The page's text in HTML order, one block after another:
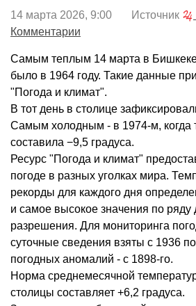
14 марта 2026, 9:00 Источник
Комментарии
Самым теплым 14 марта в
было в 1964 году. Такие данные
"Погода и климат".
В тот день в столице
Самым холодным - в 1974-м, когда
составила −9,5 градуса.
Ресурс "Погода и климат"
погоде в разных уголках мира.
рекорды для каждого дня
и самое высокое значения по ряду
разрешения. Для мониторинга
суточные сведения взяты с 1936
погодных аномалий - с 1898-го.
Норма среднемесячной
столицы составляет +6,2 градуса.